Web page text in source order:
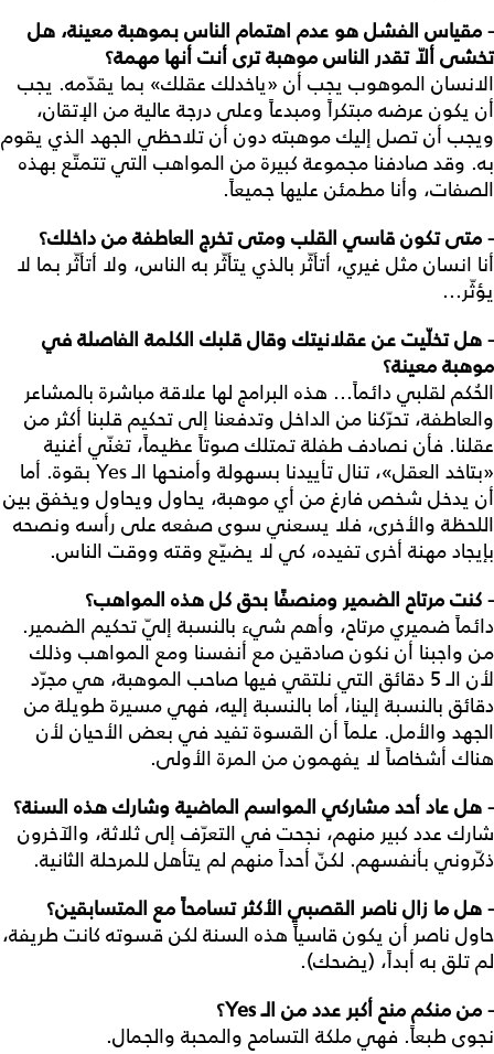
- مقياس الفشلهو عدم اهتمام الناسبموهبةمعينة، هل
تخشىألاّ تقدر الناسموهبةترىأنتأنها مهمة؟
الانسان الموهوب يجب أن «ياخدلك عقلك» بما يقدّمه. يجب
أن يكون عرضه مبتكراً ومبدعاً وعلى درجة عالية من الإتقان،
ويجب أن تصل إليك موهبته دون أن تلاحظي الجهد الذي يقوم
به. وقد صادفنا مجموعة كبيرة من المواهب التي تتمتّع بهذه
الصفات، وأنا مطمئن عليها جميعاً.
- متىتكونقاسي القلب ومتىتخرج العاطفةمنداخلك؟
أنا انسان مثل غيري، أتأثّر بالذي يتأثّر به الناس، ولا أتأثّر بما لا
يؤثّر...
- هلتخلّيتعنعقلانيتك وقالقلبك الكلمة الفاصلةفي
موهبةمعينة؟
الحُكم لقلبي دائماً... هذه البرامج لها علاقة مباشرة بالمشاعر
والعاطفة، تحرّكنا من الداخل وتدفعنا إلى تحكيم قلبنا أكثر من
عقلنا. فأن نصادف طفلة تمتلك صوتاً عظيماً، تغنّي أغنية
«بتاخد العقل»، تنال تأييدنا بسهولة وأمنحها الـ Yes بقوة. أما
أن يدخل شخص فارغ من أي موهبة، يحاول ويحاول ويخفق بين
اللحظة والأخرى، فلا يسعني سوى صفعه على رأسه ونصحه
بإيجاد مهنة أخرى تفيده، كي لا يضيّع وقته ووقت الناس.
- كنتمرتاح الضمير ومنصفًا بحقكلهذه المواهب؟
دائماً ضميري مرتاح، وأهم شيء بالنسبة إليّ تحكيم الضمير.
من واجبنا أن نكون صادقين مع أنفسنا ومع المواهب وذلك
لأن الـ 5 دقائق التي نلتقي فيها صاحب الموهبة، هي مجرّد
دقائق بالنسبة إلينا، أما بالنسبة إليه، فهي مسيرة طويلة من
الجهد والأمل. علماً أن القسوة تفيد في بعض الأحيان لأن
هناك أشخاصاً لا يفهمون من المرة الأولى.
- هلعادأحدمشاركي المواسم الماضية وشاركهذه السنة؟
شارك عدد كبير منهم، نجحت في التعرّف إلى ثلاثة، والآخرون
ذكّروني بأنفسهم. لكنّ أحداً منهم لم يتأهل للمرحلة الثانية.
- هلما زالناصر القصبي الأكثرتسامحاًمع المتسابقين؟
حاول ناصر أن يكون قاسياً هذه السنة لكن قسوته كانت طريفة،
لم تلق به أبداً، (يضحك).
- منمنكممنحأكبرعددمن الـYes
؟
نجوى طبعاً. فهي ملكة التسامح والمحبة والجمال.